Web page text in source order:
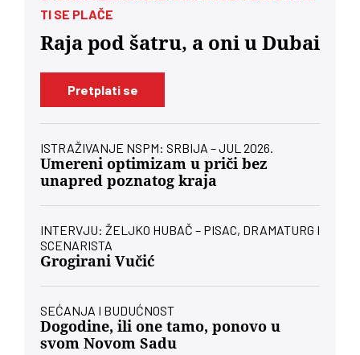
TI SE PLAČE
Raja pod šatru, a oni u Dubai
Pretplati se
ISTRAŽIVANJE NSPM: SRBIJA – JUL 2026.
Umereni optimizam u priči bez
unapred poznatog kraja
INTERVJU: ŽELJKO HUBAČ – PISAC, DRAMATURG I
SCENARISTA
Grogirani Vučić
SEĆANJA I BUDUĆNOST
Dogodine, ili one tamo, ponovo u
svom Novom Sadu